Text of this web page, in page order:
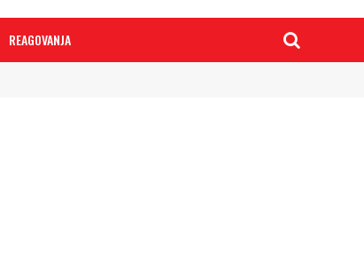
REAGOVANJA